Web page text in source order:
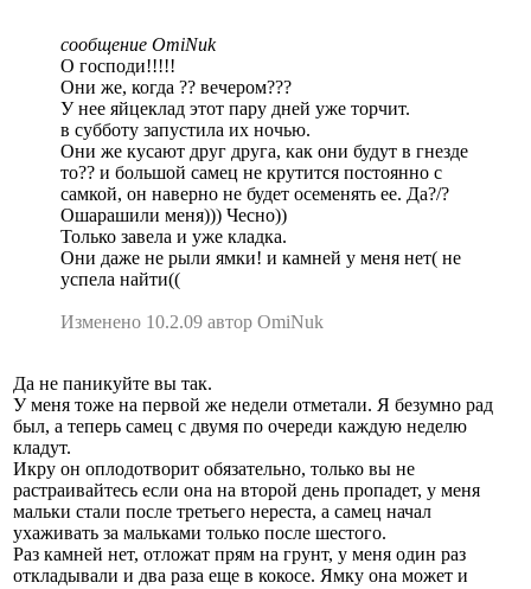
сообщение OmiNuk
О господи!!!!!
Они же, когда ?? вечером???
У нее яйцеклад этот пару дней уже торчит.
в субботу запустила их ночью.
Они же кусают друг друга, как они будут в гнезде
то?? и большой самец не крутится постоянно с
самкой, он наверно не будет осеменять ее. Да?/?
Ошарашили меня))) Чесно))
Только завела и уже кладка.
Они даже не рыли ямки! и камней у меня нет( не
успела найти((
Изменено 10.2.09 автор OmiNuk
Да не паникуйте вы так.
У меня тоже на первой же недели отметали. Я безумно рад
был, а теперь самец с двумя по очереди каждую неделю
кладут.
Икру он оплодотворит обязательно, только вы не
растраивайтесь если она на второй день пропадет, у меня
мальки стали после третьего нереста, а самец начал
ухаживать за мальками только после шестого.
Раз камней нет, отложат прям на грунт, у меня один раз
откладывали и два раза еще в кокосе. Ямку она может и